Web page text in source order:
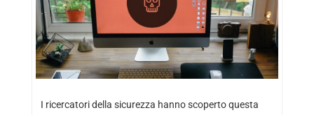
I ricercatori della sicurezza hanno scoperto questa